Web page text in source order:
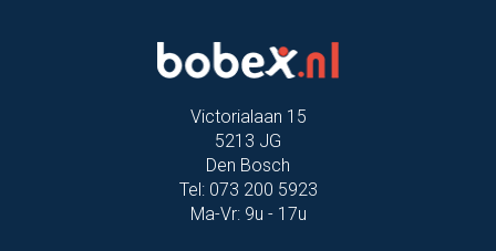
Victorialaan 15
5213 JG
Den Bosch
Tel: 073 200 5923
Ma-Vr: 9u - 17u